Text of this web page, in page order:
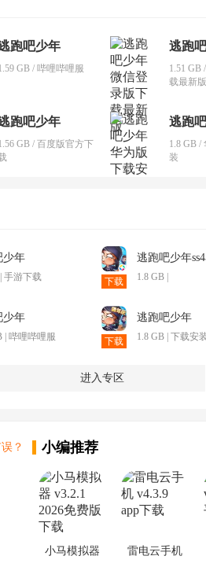
跑吧少年
GB / 哔哩哔哩服
逃跑
1.51 GB
载最新版
跑吧少年
GB / 百度版官方下
逃跑
1.8 GB /
装
少年
手游下载 下载
逃跑吧少年
本
1.8 GB |
少年
| 哔哩哔哩服 下载
逃跑吧少年
1.8 GB | 下载安
进入专区
？ 小编推荐
小马模拟器 雷电云手机